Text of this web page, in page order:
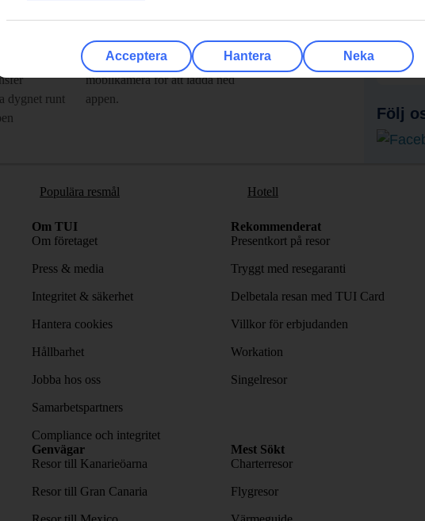
Ladda ner TUI-appen idag!
hotell
dygnet runt
Scanna QR-koden med din
mobilkamera för att ladda ned
appen.
Få
Följ
Populära resmål Hotell
Om TUI
Om företaget
Press & media
Integritet & säkerhet
Hantera cookies
Hållbarhet
Jobba hos oss
Samarbetspartners
Compliance och integritet
Rekommenderat
Presentkort på resor
Tryggt med resegaranti
Delbetala resan med TUI Card
Villkor för erbjudanden
Workation
Singelresor
Genvägar
Resor till Kanarieöarna
Resor till Gran Canaria
Mest Sökt
Charterresor
Flygresor
Acceptera Hantera Neka